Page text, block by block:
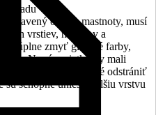
zbavený oleja a mastnoty, musí
vrstiev, nánosov a
úplne zmyť glejové farby,
Nové omietky by mali
4 týždne, Je potrebné odstrániť
sú schopné uniesť ďalšiu vrstvu